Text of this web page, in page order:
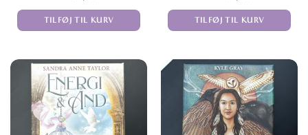
TILFØJ TIL KURV TILFØJ TIL KURV